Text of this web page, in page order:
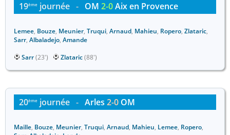
19ème journée - OM 2-0Aix en Provence
Lemee, Bouze, Meunier, Truqui, Arnaud, Mahieu, Ropero, Zlataric,
Sarr, Albaladejo, Amande
Sarr(23') Zlataric(88')
20ème journée - Arles 2-0 OM
Maille, Bouze, Meunier, Truqui, Arnaud, Mahieu, Lemee, Ropero,